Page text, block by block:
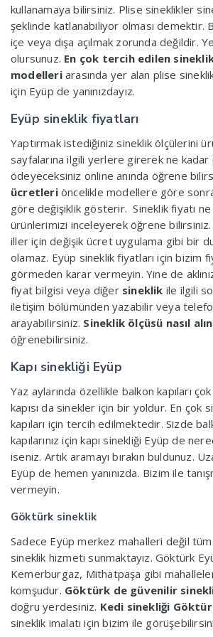
kullanamaya bilirsiniz. Plise sineklikler
şeklinde katlanabiliyor olması demektir.
içe veya dışa açılmak zorunda değildir.
olursunuz. En çok tercih edilen
modelleriarasında yer alan plise
için Eyüp de yanınızdayız.
Eyüp sineklik fiyatları
Yaptırmak istediğiniz sineklik ölçülerini
sayfalarına ilgili yerlere girerek ne kadar
ödeyeceksiniz online anında öğrene
ücretleriöncelikle modellere göre
göre değişiklik gösterir. Sineklik fiyatı
ürünlerimizi inceleyerek öğrene bilirsiniz.
iller için değişik ücret uygulama gibi bir
olamaz. Eyüp sineklik fiyatları için bizim
görmeden karar vermeyin. Yine de
fiyat bilgisi veya diğer sineklik ile ilgili
iletişim bölümünden yazabilir veya
arayabilirsiniz. Sineklik ölçüsü nasıl
öğrenebilirsiniz.
Kapı sinekliği Eyüp
Yaz aylarında özellikle balkon kapıları çok
kapısı da sinekler için bir yoldur. En çok
kapıları için tercih edilmektedir. Sizde
kapılarınız için kapı sinekliği Eyüp de
iseniz. Artık aramayı bırakın buldunuz.
Eyüp de hemen yanınızda. Bizim ile
vermeyin.
Göktürk sineklik
Sadece Eyüp merkez mahalleri değil
sineklik hizmeti sunmaktayız. Göktürk
Kemerburgaz, Mithatpaşa gibi
komşudur. Göktürk de güvenilir
doğru yerdesiniz. Kedi sinekliği
sineklik imalatı için bizim ile